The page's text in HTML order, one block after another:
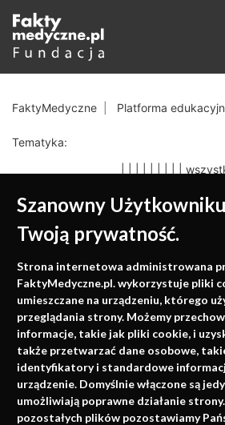
Szanowny
Twoją prywatność.
Strona internetowa administrowana
FaktyMedyczne.pl. wykorzystuje pliki
umieszczane na urządzeniu, którego
przeglądania strony. Możemy
informacje, takie jak pliki cookie, i
także przetwarzać dane osobowe,
identyfikatory i standardowe
urządzenie. Domyślnie włączone są
umożliwiają poprawne działanie
pozostałych plików pozostawiamy
FaktyMedyczne Platforma
Tematyka:
Medycyna
Konferencje, szkolenia, e-